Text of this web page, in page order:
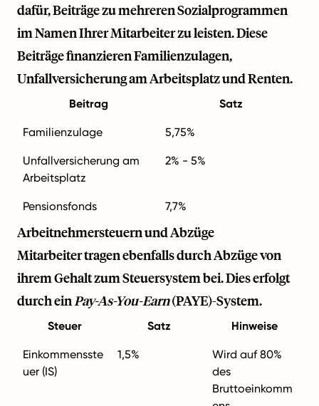
dafür, Beiträge zu mehreren Sozialprogrammen
im Namen Ihrer Mitarbeiter zu leisten. Diese
Beiträge finanzieren Familienzulagen,
Unfallversicherung am Arbeitsplatz und Renten.
Beitrag Satz
Familienzulage 5,75%
Unfallversicherung am
Arbeitsplatz
2% - 5%
Pensionsfonds 7,7%
Arbeitnehmersteuern und Abzüge
Mitarbeiter tragen ebenfalls durch Abzüge von
ihrem Gehalt zum Steuersystem bei. Dies erfolgt
durch einPay-As-You-Earn(PAYE)-System.
Steuer Satz Hinweise
Einkommensste
uer (IS)
1,5%
Wird auf 80%
des
Bruttoeinkomm